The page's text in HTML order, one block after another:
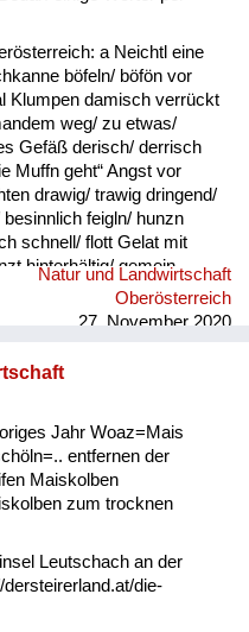
a Neichtl eine
böfeln/ böfön vor
Klumpen damisch verrückt
weg/ zu etwas/
Gefäß derisch/ derrisch
Muffn geht“ Angst vor
drawig/ trawig dringend/
feigln/ hunzn
schnell/ flott Gelat mit
hinterhältig/ gemein
gogatzn
Granittrog grawutisch
gschamig schüchtern
essen heiln Unkraut
Natur und Landwirtschaft
Oberösterreich
27. November 2020
Jahr Woaz=Mais
entfernen der
Maiskolben
zum trocknen
Leutschach an der
die-